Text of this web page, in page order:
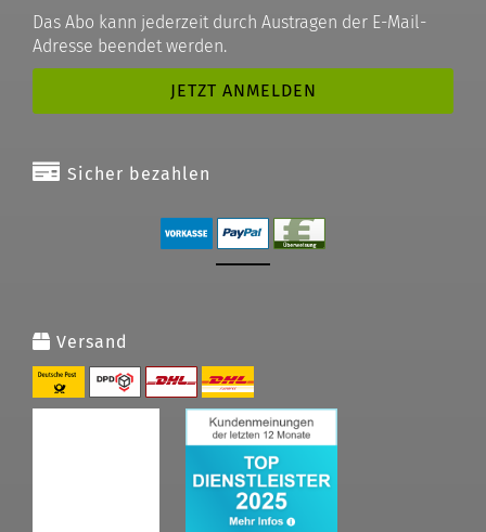
Das Abo kann jederzeit durch Austragen der E-Mail-
Adresse beendet werden.
Sicher bezahlen
Versand